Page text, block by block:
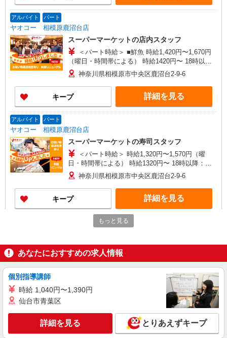
アルバイト パート
ヤオコー 相模原鹿沼台店
スーパーマーケットの店内スタッフ
＜パート時給＞ ■鮮魚 時給1,420円〜1,670円
（曜日・時間帯による） 時給1420円〜 18時以
降：時給1570円〜 ★土曜＋100円 ★日・祝＋100
円 ■鮮魚以外 時給1,320円〜1,570円（曜日・時間
帯による） 時給1320円〜 18時以降：時給1470
円〜 ★土曜＋100円 ★日・祝＋100円 ※アルバイ
トさんの時給や募集内容はお問い合わせください
神奈川県相模原市中央区鹿沼台2-9-6
キープ 詳細を見る
アルバイト パート
ヤオコー 相模原鹿沼台店
スーパーマーケットの寿司スタッフ
＜パート時給＞ 時給1,320円〜1,570円（曜
日・時間帯による） 時給1320円〜 18時以降：時
給1470円〜 ★土曜＋100円 ★日・祝＋100円 ※ア
ルバイトさんの時給や募集内容はお問い合わせく
ださい
神奈川県相模原市中央区鹿沼台2-9-6
キープ 詳細を見る
スーパーマーケットの鮮魚スタッフ
＜パート時給＞ 時給1,420円〜1,670円（曜
日・時間帯による） 時給1420円〜 18時以降：時
給1570円〜 ★土曜＋100円 ★日・祝＋100円 ※ア
ルバイトさんの時給や募集内容はお問い合わせく
ださい
神奈川県相模原市中央区下九沢57-1
キープ 詳細を見る
パート
ヤオコー 相模原光が丘店
もっと見る
あなたにおすすめの求人情報
個別指導講師
時給 1,040円〜1,390円
仙台市青葉区
詳細を見る とりあえずキープ